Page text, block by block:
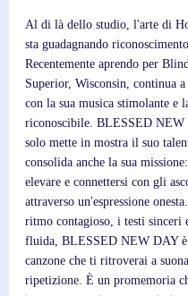
Al di là dello studio, l'arte di
sta guadagnando
Recentemente aprendo per
Superior, Wisconsin, continua
con la sua musica stimolante e
riconoscibile. BLESSED NEW
solo mette in mostra il suo
consolida anche la sua
elevare e connettersi con gli
attraverso un'espressione
ritmo contagioso, i testi sinceri
fluida, BLESSED NEW DAY
canzone che ti ritroverai a
ripetizione. È un promemoria